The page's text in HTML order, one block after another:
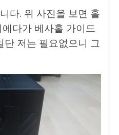
다. 위 사진을 보면 홀
다가 베사홀 가이드
단 저는 필요없으니 그